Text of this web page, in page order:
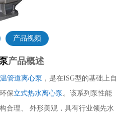
产品视频
产品概述
管道离心泵 ，是在ISG型的基础上自
保立式热水离心泵 。该系列泵性能
合理、 外形美观，具有行业领先水